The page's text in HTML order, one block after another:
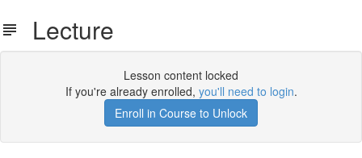
Lecture
Lesson content locked
If you're already enrolled, you'll need to login.
Enroll in Course to Unlock